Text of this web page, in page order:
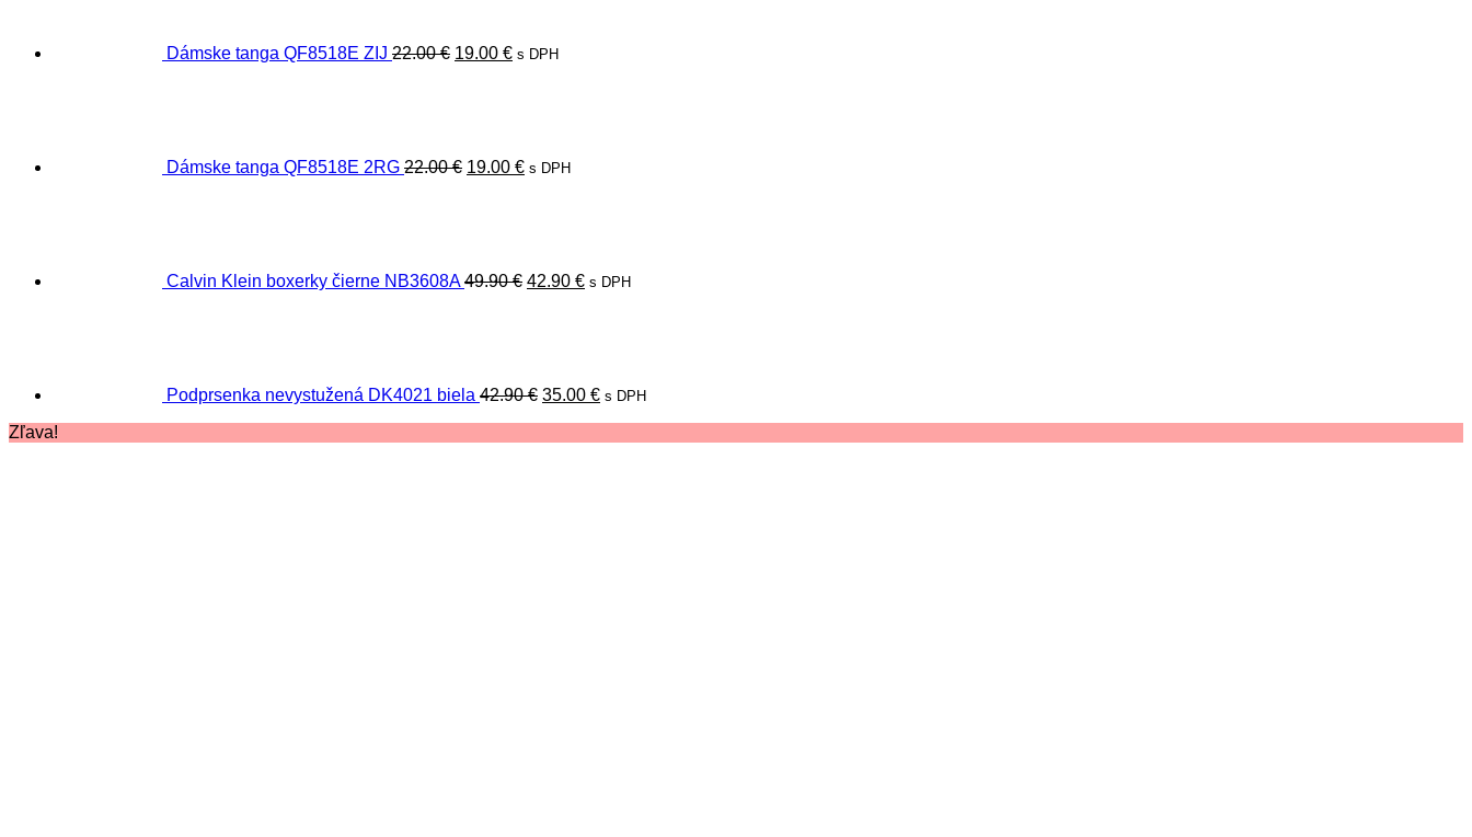
Dámske tanga QF8518E ZIJ 22.00€ 19.00 € s DPH
Dámske tanga QF8518E 2RG 22.00€ 19.00 € s DPH
Calvin Klein boxerky čierne NB3608A 49.90€ 42.90 € s DPH
Podprsenka nevystužená DK4021 biela 42.90€ 35.00 € s DPH
Zľava!